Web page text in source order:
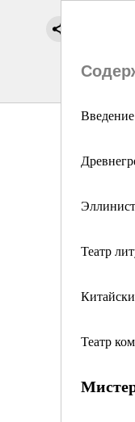
Введение
Театр
Театр